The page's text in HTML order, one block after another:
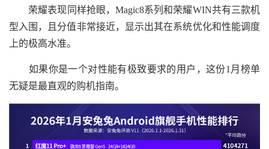
荣耀表现同样抢眼，Magic8系列和荣耀WIN共有三款机
型入围，且分值非常接近，显示出其在系统优化和性能调度
上的极高水准。
如果你是一个对性能有极致要求的用户，这份1月榜单
无疑是最直观的购机指南。